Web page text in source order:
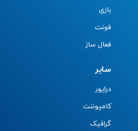
بازی
فونت
فعال ساز
سایر
درایور
کامپوننت
گرافیک